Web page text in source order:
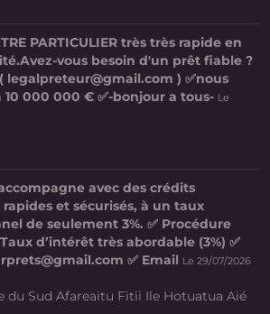
PARTICULIER très très rapide en
vous besoin d'un prêt fiable ?
legalpreteur@gmail.com ) ✅nous
10 000 000 € ✅-bonjour a tous- Le
avec des crédits
rapides et sécurisés, à un taux
de seulement 3%. ✅ Procédure
d’intérêt très abordable (3%) ✅
✅ Email Le 29/07/2026
du Sud Afareaitu Fitii Ile Hotuatua Aié